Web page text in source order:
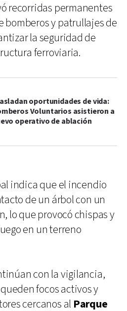
recorridas permanentes
bomberos y patrullajes de
la seguridad de
ferroviaria.
oportunidades de vida:
Voluntarios asistieron a
operativo de ablación
indica que el incendio
de un árbol con un
lo que provocó chispas y
en un terreno
con la vigilancia,
focos activos y
cercanos al Parque